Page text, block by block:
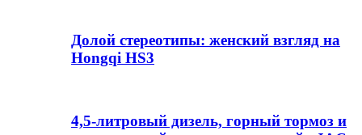
Долой стереотипы: женский взгляд на
Hongqi HS3
4,5-литровый дизель, горный тормоз и